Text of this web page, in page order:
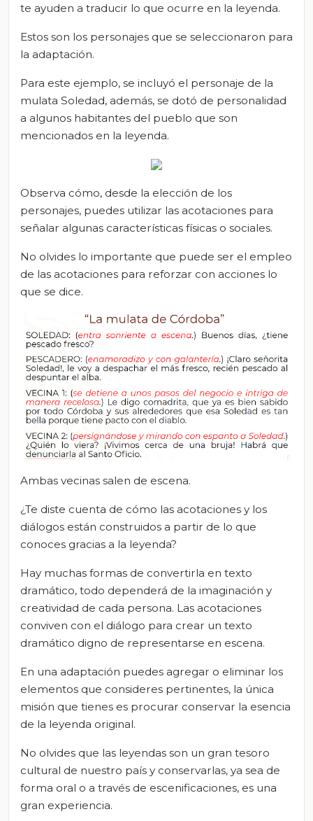
te ayuden a traducir lo que ocurre en la leyenda.
Estos son los personajes que se seleccionaron para
la adaptación.
Para este ejemplo, se incluyó el personaje de la
mulata Soledad, además, se dotó de personalidad
a algunos habitantes del pueblo que son
mencionados en la leyenda.
Observa cómo, desde la elección de los
personajes, puedes utilizar las acotaciones para
señalar algunas características físicas o sociales.
No olvides lo importante que puede ser el empleo
de las acotaciones para reforzar con acciones lo
que se dice.
Ambas vecinas salen de escena.
¿Te diste cuenta de cómo las acotaciones y los
diálogos están construidos a partir de lo que
conoces gracias a la leyenda?
Hay muchas formas de convertirla en texto
dramático, todo dependerá de la imaginación y
creatividad de cada persona. Las acotaciones
conviven con el diálogo para crear un texto
dramático digno de representarse en escena.
En una adaptación puedes agregar o eliminar los
elementos que consideres pertinentes, la única
misión que tienes es procurar conservar la esencia
de la leyenda original.
No olvides que las leyendas son un gran tesoro
cultural de nuestro país y conservarlas, ya sea de
forma oral o a través de escenificaciones, es una
gran experiencia.